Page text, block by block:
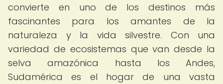
convierte en uno de los destinos más
fascinantes para los amantes de la
naturaleza y la vida silvestre. Con una
variedad de ecosistemas que van desde la
selva amazónica hasta los Andes,
Sudamérica es el hogar de una vasta